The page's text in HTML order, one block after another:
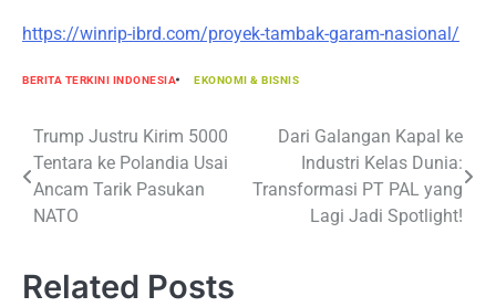
https://winrip-ibrd.com/proyek-tambak-garam-nasional/
BERITA TERKINI INDONESIA EKONOMI & BISNIS
Navigasi
pos
Trump Justru Kirim 5000
Tentara ke Polandia Usai
Ancam Tarik Pasukan
NATO
Dari Galangan Kapal ke
Industri Kelas Dunia:
Transformasi PT PAL yang
Lagi Jadi Spotlight!
Related Posts